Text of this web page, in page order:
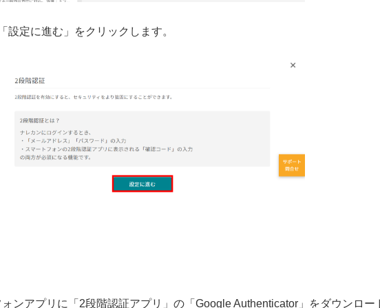
定に進む」をクリックします。
ンアプリに「2段階認証アプリ」の「Google Authenticator」をダウンロー